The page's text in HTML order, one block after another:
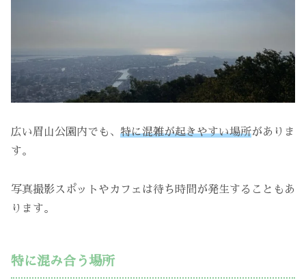
広い眉山公園内でも、 特に混雑が起きやすい場所がありま
す。
写真撮影スポットやカフェは待ち時間が発生することもあ
ります。
特に混み合う場所